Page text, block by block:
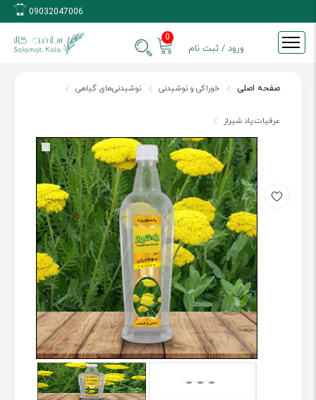
0
ورود / ثبت نام
09032047006
صفحه اصلی خوراکی و نوشیدنی نوشیدنی‌های گیاهی
عرقیات پاد شیراز